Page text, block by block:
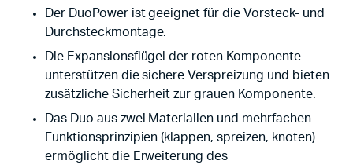
Der DuoPower ist geeignet für die Vorsteck- und
Durchsteckmontage.
Die Expansionsflügel der roten Komponente
unterstützen die sichere Verspreizung und bieten
zusätzliche Sicherheit zur grauen Komponente.
Das Duo aus zwei Materialien und mehrfachen
Funktionsprinzipien (klappen, spreizen, knoten)
ermöglicht die Erweiterung des